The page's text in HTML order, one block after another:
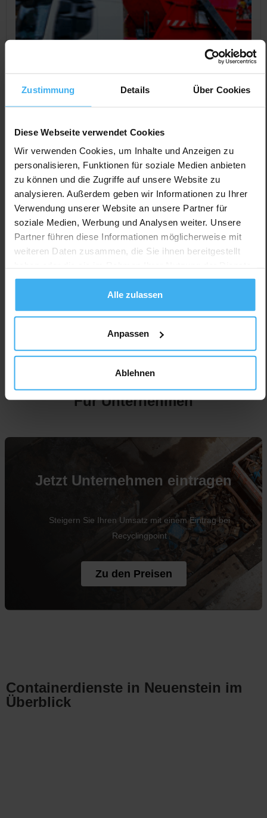
Zustimmung Details Über Cookies
Diese Webseite verwendet Cookies
Wir verwenden Cookies, um Inhalte und Anzeigen zu
personalisieren, Funktionen für soziale Medien anbieten
zu können und die Zugriffe auf unsere Website zu
analysieren. Außerdem geben wir Informationen zu Ihrer
Verwendung unserer Website an unsere Partner für
soziale Medien, Werbung und Analysen weiter. Unsere
Partner führen diese Informationen möglicherweise mit
weiteren Daten zusammen, die Sie ihnen bereitgestellt
gesammelt haben.
Alle zulassen
Anpassen
Ablehnen
CONTAINERDIENST
RHD Rohstoffhandel & Dienstleistungen
GmbH
Noch keine Bewertung
Carl-Benz-Str. 2, 74632 Neuenstein, Deutschland
Auf Karte Anzeigen
Für Unternehmen
Jetzt Unternehmen eintragen
Steigern Sie Ihren Umsatz mit einem Eintrag bei
Recyclingpoint
Zu den Preisen
Containerdienste in Neuenstein im
Überblick